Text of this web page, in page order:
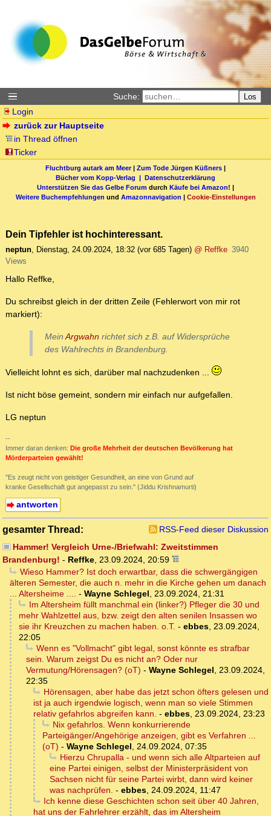
Suche: Los
Login
zurück zur Hauptseite
in Thread öffnen
Ticker
Fluchtburg autark am Meer| Zum Tode Jürgen Küßners |
Bücher vom Kopp-Verlag | Datenschutzerklärung
Unterstützen Sie das Gelbe Forum durch Käufe bei Amazon! |
Weitere Buchempfehlungen und Amazonnavigation | Cookie-Einstellungen
Dein Tipfehler ist hochinteressant.
neptun, Dienstag, 24.09.2024, 18:32 (vor 685 Tagen) @ Reffke 3940
Views
Hallo Reffke,
Du schreibst gleich in der dritten Zeile (Fehlerwort von mir rot
markiert):
MeinArgwahn richtet sich z.B. auf Widersprüche
des Wahlrechts in Brandenburg.
Vielleicht lohnt es sich, darüber mal nachzudenken ...
Ist nicht böse gemeint, sondern mir einfach nur aufgefallen.
LG neptun
--
Immer daran denken: Die große Mehrheit der deutschen Bevölkerung hat
Mörderparteien gewählt!
"Es zeugt nicht von geistiger Gesundheit, an eine von Grund auf
kranke Gesellschaft gut angepasst zu sein." (Jiddu Krishnamurti)
antworten
gesamter Thread:
RSS-Feed dieser Diskussion
Hammer! Vergleich Urne-/Briefwahl: Zweitstimmen
Brandenburg! - Reffke, 23.09.2024, 20:59
Wieso Hammer? Ist doch erwartbar, dass die schwergängigen
älteren Semester, die auch n. mehr in die Kirche gehen um danach
... Altersheime .... - Wayne Schlegel, 23.09.2024, 21:31
Im Altersheim füllt manchmal ein (linker?) Pfleger die 30 und
mehr Wahlzettel aus, bzw. zeigt den alten senilen Insassen wo
sie ihr Kreuzchen zu machen haben. o.T. - ebbes, 23.09.2024,
22:05
Wenn es "Vollmacht" gibt legal, sonst könnte es strafbar
sein. Warum zeigst Du es nicht an? Oder nur
Vermutung/Hörensagen? (oT) - Wayne Schlegel, 23.09.2024,
22:35
Hörensagen, aber habe das jetzt schon öfters gelesen und
ist ja auch irgendwie logisch, wenn man so viele Stimmen
relativ gefahrlos abgreifen kann. - ebbes, 23.09.2024, 23:23
Nix gefahrlos. Wenn konkurrierende
Parteigänger/Angehörige anzeigen, gibt es Verfahren ...
(oT) - Wayne Schlegel, 24.09.2024, 07:35
Hierzu Chrupalla - und wenn sich alle Altparteien auf
eine Partei einigen, selbst der Ministerpräsident von
Sachsen nicht für seine Partei wirbt, dann wird keiner
was nachprüfen. - ebbes, 24.09.2024, 11:47
Ich kenne diese Geschichten schon seit über 40 Jahren,
hat uns der Fahrlehrer erzählt, das im Altersheim